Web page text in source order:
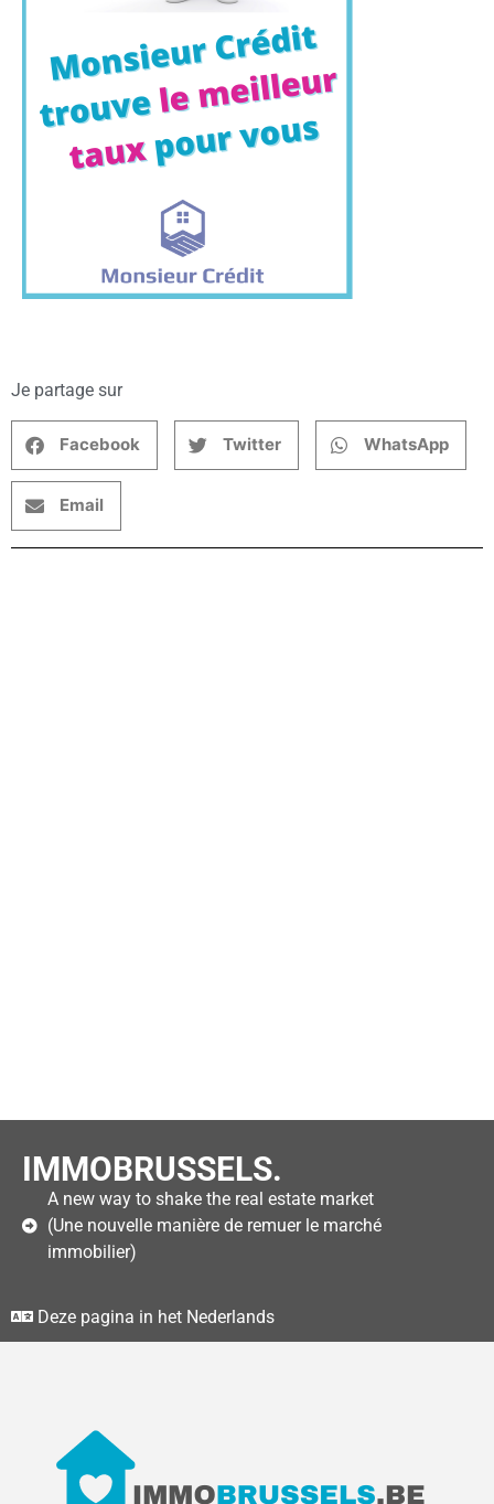
Je partage sur
Facebook Twitter WhatsApp
Email
IMMOBRUSSELS.
A new way to shake the real estate market
(Une nouvelle manière de remuer le marché
immobilier)
Deze pagina in het Nederlands